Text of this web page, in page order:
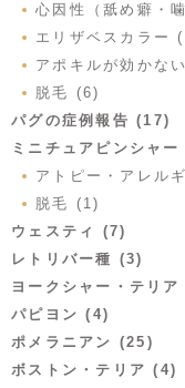
心因性（舐め癖・
エリザベスカラー
アポキルが効かな
脱毛 (6)
パグの症例報告 (17)
ミニチュアピンシャ
アトピー・アレル
脱毛 (1)
ウェスティ (7)
レトリバー種 (3)
ヨークシャー・テリ
パピヨン (4)
ポメラニアン (25)
ボストン・テリア (4)